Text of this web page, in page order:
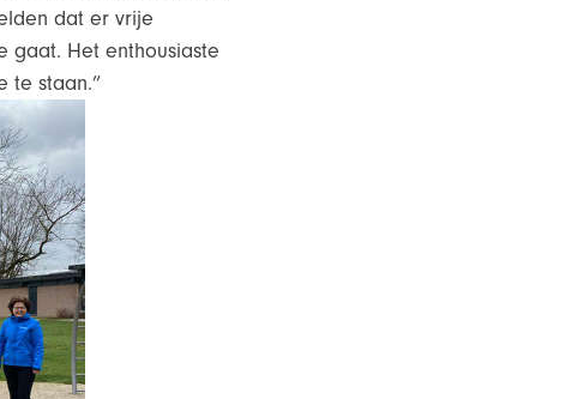
dat er vrije
gaat. Het enthousiaste
te staan.”